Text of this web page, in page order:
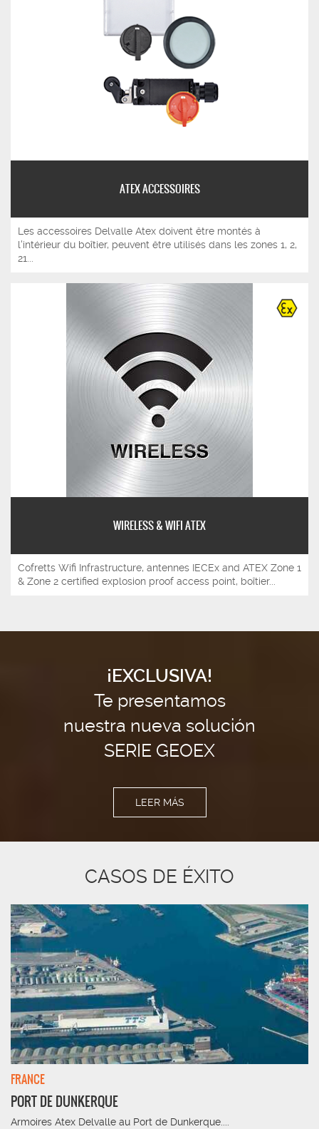
ATEX ACCESSOIRES
Les accessoires Delvalle Atex doivent être montés à
l'intérieur du boîtier, peuvent être utilisés dans les zones 1, 2,
21...
WIRELESS & WIFI ATEX
Cofretts Wifi Infrastructure, antennes IECEx and ATEX Zone 1
& Zone 2 certified explosion proof access point, boîtier...
¡EXCLUSIVA!
Te presentamos
nuestra nueva solución
SERIE GEOEX
LEER MÁS
CASOS DE ÉXITO
FRANCE
PORT DE DUNKERQUE
Armoires Atex Delvalle au Port de Dunkerque....